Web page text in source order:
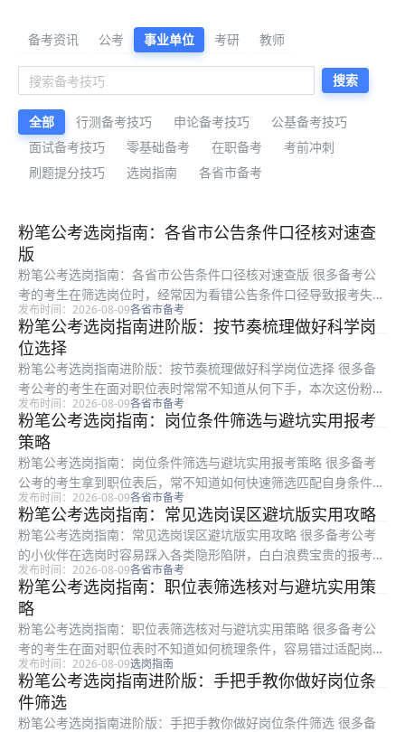
公考备考资料与公告解读
备考资讯 公考 事业单位 考研 教师
搜索
全部 行测备考技巧 申论备考技巧
公基备考技巧
面试备考技巧
零基础备考 在职备考
考前冲刺
刷题提分技巧
选岗指南 各省市备考
最新公考备考资料
粉笔公考选岗指南：各省市公告条件口径核对速查
版
粉笔公考选岗指南：各省市公告条件口径核对速查版 很多备考公
考的考生在筛选岗位时，经常因为看错公告条件口径导致报考失
败，白白浪费备考时间和机会。本文是粉笔整理的各省市公考选岗
公告口径核对速查内容，面向所有准备报考的考生，梳理了可直接
对照执行的...
发布时间：2026-08-09各省市备考
粉笔公考选岗指南进阶版：按节奏梳理做好科学岗
位选择
粉笔公考选岗指南进阶版：按节奏梳理做好科学岗位选择 很多备
考公考的考生在面对职位表时常常不知道从何下手，本次这份粉笔
整理的公考选岗指南进阶版，面向所有准备报考的考生，围绕按节
奏规划筛选的思路，从初步筛选、隐形门槛排查、高竞争岗位取舍
到最终确...
发布时间：2026-08-09各省市备考
粉笔公考选岗指南：岗位条件筛选与避坑实用报考
策略
粉笔公考选岗指南：岗位条件筛选与避坑实用报考策略 很多备考
公考的考生拿到职位表后，常不知道如何快速筛选匹配自身条件的
岗位，容易踩中隐形坑影响后续报考。本文是粉笔整理的实用选岗
指导，适合所有备考公考的考生参考，内容从职位表初筛步骤、自
身优势匹...
发布时间：2026-08-09各省市备考
粉笔公考选岗指南：常见选岗误区避坑版实用攻略
粉笔公考选岗指南：常见选岗误区避坑版实用攻略 很多备考公考
的小伙伴在选岗时容易踩入各类隐形陷阱，白白浪费宝贵的报考机
会和备考时间。本文是粉笔整理的选岗误区避坑指南，适合所有正
在准备公考报考、对照职位表筛选岗位的考生参考。文章从四个常
见选岗错...
发布时间：2026-08-09各省市备考
粉笔公考选岗指南：职位表筛选核对与避坑实用策
略
粉笔公考选岗指南：职位表筛选核对与避坑实用策略 很多备考公
考的考生在面对职位表时不知道如何梳理条件，容易错过适配岗位
或踩入报考误区。本文是粉笔推出的公考选岗指南，面向所有备考
公考的考生，围绕职位表处理、条件筛选、要求核对、报考避坑等
核心问题...
发布时间：2026-08-09选岗指南
粉笔公考选岗指南进阶版：手把手教你做好岗位条
件筛选
粉笔公考选岗指南进阶版：手把手教你做好岗位条件筛选 很多备